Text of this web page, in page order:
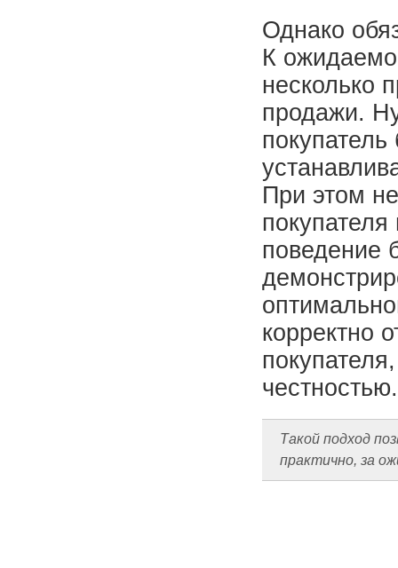
Однако
К
несколько
продажи.
При этом
покупателя
поведение
корректно
честностью.
Такой подход
практично, за